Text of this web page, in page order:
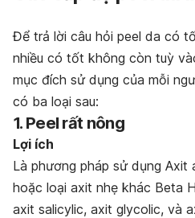
Để trả lời câu hỏi peel da có
nhiều có tốt không còn tuỳ
mục đích sử dụng của mỗi
có ba loại sau:
1. Peel rất nông
Lợi ích
Là phương pháp sử dụng Axit
hoặc loại axit nhẹ khác Beta
axit salicylic, axit glycolic, và